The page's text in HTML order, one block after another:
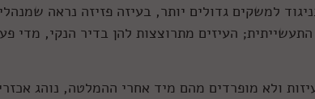
למשקים גדולים יותר, בעיזה פזיזה נראה
העיזים מתרוצצות להן בדיר הנקי, מדי
ולא מופרדים מהם מיד אחרי ההמלטה, נוהג